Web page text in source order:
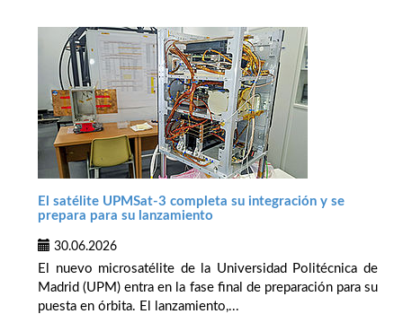
El satélite UPMSat-3 completa su integración y se
prepara para su lanzamiento
30.06.2026
El nuevo microsatélite de la Universidad Politécnica de
Madrid (UPM) entra en la fase final de preparación para su
puesta en órbita. El lanzamiento,...